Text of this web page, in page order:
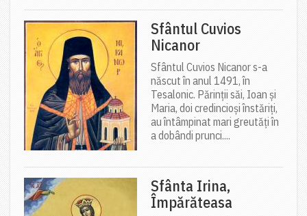
Sfântul Cuvios
Nicanor
Sfântul Cuvios Nicanor s-a
născut în anul 1491, în
Tesalonic. Părinții săi, Ioan și
Maria, doi credincioși înstăriți,
au întâmpinat mari greutăți în
a dobândi prunci....
Sfânta Irina,
Împărăteasa